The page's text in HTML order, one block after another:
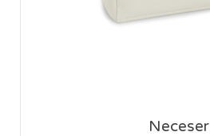
Neceser